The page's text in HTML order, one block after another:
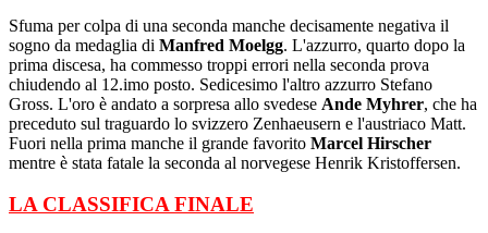
Sfuma per colpa di una seconda manche decisamente negativa il
sogno da medaglia di Manfred Moelgg. L'azzurro, quarto dopo la
prima discesa, ha commesso troppi errori nella seconda prova
chiudendo al 12.imo posto. Sedicesimo l'altro azzurro Stefano
Gross. L'oro è andato a sorpresa allo svedese Ande Myhrer, che ha
preceduto sul traguardo lo svizzero Zenhaeusern e l'austriaco Matt.
Fuori nella prima manche il grande favorito Marcel Hirscher
mentre è stata fatale la seconda al norvegese Henrik Kristoffersen.
LA CLASSIFICA FINALE